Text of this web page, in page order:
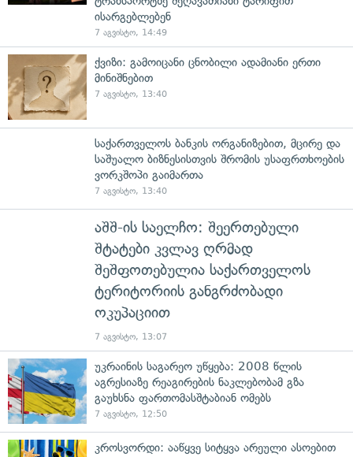
ისარგებლებენ
7 აგვისტო, 14:49
ქვიზი: გამოიცანი ცნობილი ადამიანი ერთი
მინიშნებით
7 აგვისტო, 13:40
საქართველოს ბანკის ორგანიზებით, მცირე და
საშუალო ბიზნესისთვის შრომის უსაფრთხოების
ვორკშოპი გაიმართა
7 აგვისტო, 13:40
აშშ-ის საელჩო: შეერთებული
შტატები კვლავ ღრმად
შეშფოთებულია საქართველოს
ტერიტორიის განგრძობადი
ოკუპაციით
7 აგვისტო, 13:07
უკრაინის საგარეო უწყება: 2008 წლის
აგრესიაზე რეაგირების ნაკლებობამ გზა
გაუხსნა ფართომასშტაბიან ომებს
7 აგვისტო, 12:50
კროსვორდი: ააწყვე სიტყვა არეული ასოებით